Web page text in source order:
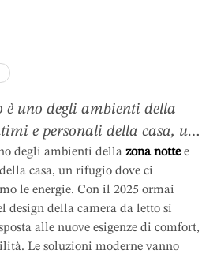
è uno degli ambienti della
e personali della casa, un
e ricarichiamo le
ormai iniziato, le tendenze
da letto si stanno
alle nuove esigenze di
e sostenibilità. Le soluzioni
degli ambienti della zona nottee
casa, un rifugio dove ci
le energie. Con il 2025 ormai
design della camera da letto si
alle nuove esigenze di comfort,
Le soluzioni moderne vanno